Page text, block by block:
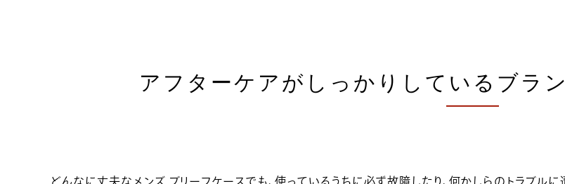
アフターケアがしっかりしているブラ
どんなに丈夫なメンズ ブリーフケースでも、使っているうちに必ず故障したり、何かしらのトラブル